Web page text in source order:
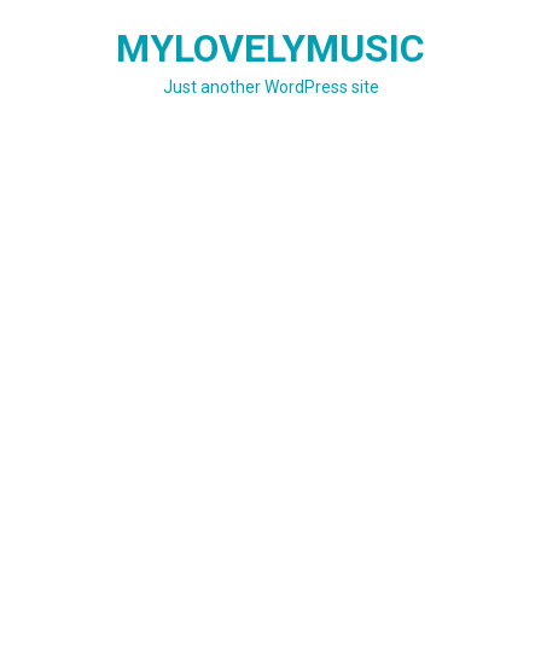
MYLOVELYMUSIC
Just another WordPress site